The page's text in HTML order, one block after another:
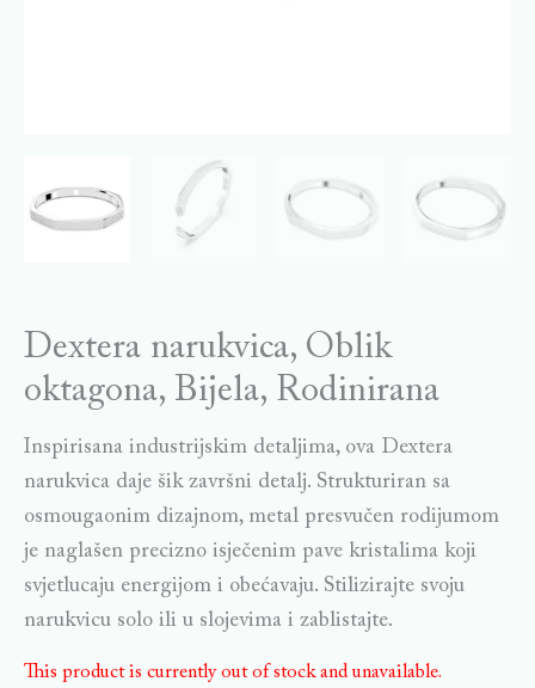
Dextera narukvica, Oblik
oktagona, Bijela, Rodinirana
Inspirisana industrijskim detaljima, ova Dextera
narukvica daje šik završni detalj. Strukturiran sa
osmougaonim dizajnom, metal presvučen rodijumom
je naglašen precizno isječenim pave kristalima koji
svjetlucaju energijom i obećavaju. Stilizirajte svoju
narukvicu solo ili u slojevima i zablistajte.
This product is currently out of stock and unavailable.